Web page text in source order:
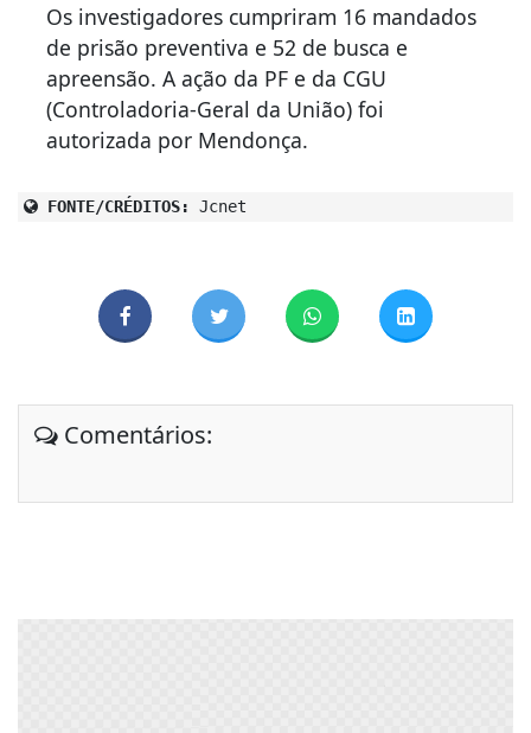
Os investigadores cumpriram 16 mandados
de prisão preventiva e 52 de busca e
apreensão. A ação da PF e da CGU
(Controladoria-Geral da União) foi
autorizada por Mendonça.
FONTE/CRÉDITOS: Jcnet
Comentários: